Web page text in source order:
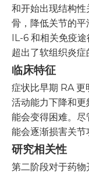
和开始出现结构
骨，降低关节的平
IL-6 和相关免疫
超出了软组织炎症
临床特征
症状比早期 RA 更
活动能力下降和
能会变得困难。
能会逐渐损害关节
研究相关性
第二阶段对于药